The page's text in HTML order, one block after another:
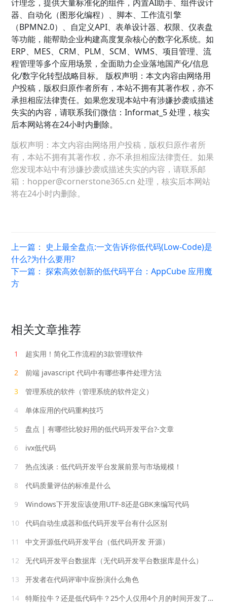
计理念，提供大量标准化的组件，内置AI助手、组件设计
器、自动化（图形化编程）、脚本、工作流引擎
（BPMN2.0）、自定义API、表单设计器、权限、仪表盘
等功能，能帮助企业构建高度复杂核心的数字化系统。如
ERP、MES、CRM、PLM、SCM、WMS、项目管理、流
程管理等多个应用场景，全面助力企业落地国产化/信息
化/数字化转型战略目标。 版权声明：本文内容由网络用
户投稿，版权归原作者所有，本站不拥有其著作权，亦不
承担相应法律责任。如果您发现本站中有涉嫌抄袭或描述
失实的内容，请联系我们微信：Informat_5 处理，核实
后本网站将在24小时内删除。
版权声明：本文内容由网络用户投稿，版权归原作者所
有，本站不拥有其著作权，亦不承担相应法律责任。如果
您发现本站中有涉嫌抄袭或描述失实的内容，请联系邮
箱：hopper@cornerstone365.cn 处理，核实后本网站
将在24小时内删除。
上一篇： 史上最全盘点:一文告诉你低代码(Low-Code)是
什么?为什么要用?
下一篇：探索高效创新的低代码平台：AppCube 应用魔
方
相关文章推荐
1
超实用！简化工作流程的3款管理软件
2
前端 javascript 代码中有哪些事件处理方法
3
管理系统的软件（管理系统的软件定义）
4
单体应用的代码重构技巧
5
盘点 | 有哪些比较好用的低代码开发平台?-文章
6
ivx低代码
7
热点浅谈：低代码开发平台发展前景与市场规模！
8
代码质量评估的标准是什么
9
Windows下开发应该使用UTF-8还是GBK来编写代码
10
代码自动生成器和低代码开发平台有什么区别
11
中文开源低代码开发平台（低代码开发 开源）
12
无代码开发平台数据库（无代码开发平台数据库是什么）
13
开发者在代码评审中应扮演什么角色
14
特斯拉牛？还是低代码牛？25个人仅用4个月的时间开发了整套ERP